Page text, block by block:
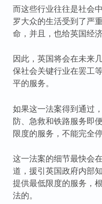
而这些行业往往是社会
罗大众的生活受到了严
命，并且，也给英国经
因此，英国将会在未来
保社会关键行业在罢工
平的服务。
如果这一法案得到通过
防、急救和铁路服务即
限度的服务，不能完全停
这一法案的细节最快会
道，援引英国政府内部
提供最低限度的服务，
法的。